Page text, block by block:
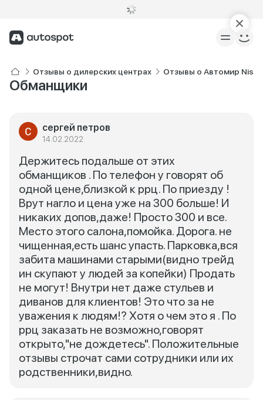
Отзывы о дилерских центрах Отзывы о Автомир
Обманщики
сергей петров
14.02.2022
Держитесь подальше от этих
обманщиков . По телефон у говорят об
одной цене,близкой к ррц. По приезду !
Врут нагло и цена уже на 300 больше! И
никаких допов,даже! Просто 300 и все.
Место этого салона,помойка. Дорога. не
чищенная,есть шанс упасть. Парковка,вся
забита машинами старыми(видно трейд
ин скупают у людей за копейки) Продать
не могут! Внутри нет даже стульев и
диванов для клиентов! Это что за не
уважения к людям!? Хотя о чем это я . По
ррц заказать не возможно,говорят
открыто,"не дождетесь". Положительные
отзывы строчат сами сотрудники или их
родственники,видно.